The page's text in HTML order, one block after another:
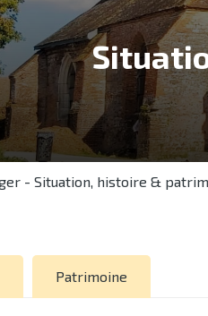
- Situation, histoire &
Patrimoine